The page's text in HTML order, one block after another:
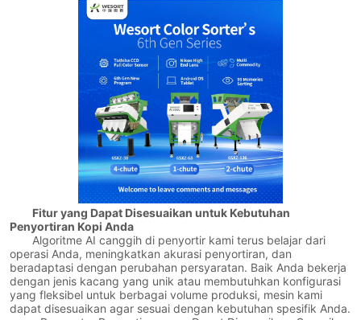
Fitur yang Dapat Disesuaikan untuk Kebutuhan
Penyortiran Kopi Anda
Algoritme AI canggih di penyortir kami terus belajar dari
operasi Anda, meningkatkan akurasi penyortiran, dan
beradaptasi dengan perubahan persyaratan. Baik Anda bekerja
dengan jenis kacang yang unik atau membutuhkan konfigurasi
yang fleksibel untuk berbagai volume produksi, mesin kami
dapat disesuaikan agar sesuai dengan kebutuhan spesifik Anda.